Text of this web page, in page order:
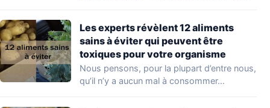
Les experts révèlent 12 aliments
sains à éviter qui peuvent être
toxiques pour votre organisme
Nous pensons, pour la plupart d’entre nous,
qu’il n’y a aucun mal à consommer…